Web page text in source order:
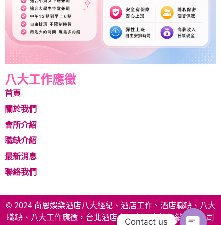
八大工作應徵
首頁
關於我們
會所介紹
職缺介紹
最新消息
聯絡我們
© 2024 尚恩娛樂酒店八大經紀、酒店工作、酒店職缺、八大
職缺、八大工作應徵，台北酒店小姐應徵 享投行銷有限公司
Contact us